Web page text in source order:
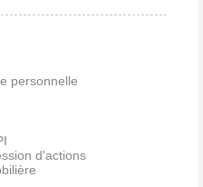
personnelle
d'actions